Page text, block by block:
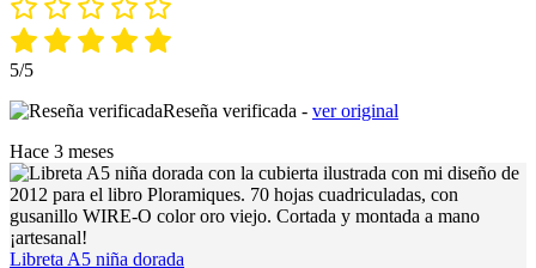
5/5
Reseña verificada - ver original
Hace 3 meses
Libreta A5 niña dorada